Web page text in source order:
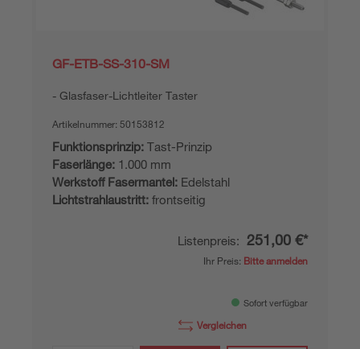
GF-ETB-SS-310-SM
Glasfaser-Lichtleiter Taster
Artikelnummer: 50153812
Funktionsprinzip: Tast-Prinzip
Faserlänge: 1.000 mm
Werkstoff Fasermantel: Edelstahl
Lichtstrahlaustritt: frontseitig
Listenpreis: 251,00 €*
Ihr Preis: Bitte anmelden
Sofort verfügbar
Vergleichen